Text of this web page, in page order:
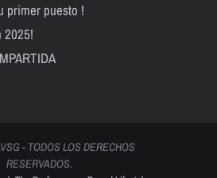
primer puesto !
2025!
- TODOS LOS DERECHOS
RESERVADOS.